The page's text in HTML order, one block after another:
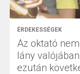
ÉRDEKESSÉGEK
Az oktató
lány
ezután